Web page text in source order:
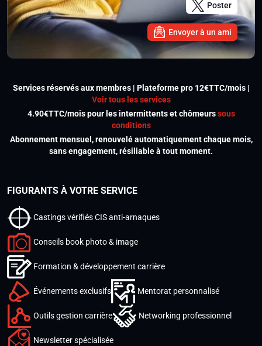
Poster
Envoyer à un ami
Services réservés aux membres | Plateforme pro 12€TTC/mois |
Voir tous les services
4.90€TTC/mois pour les intermittents et chômeurssous
conditions
Abonnement mensuel, renouvelé automatiquement chaque mois,
sans engagement, résiliable à tout moment.
FIGURANTS À VOTRE SERVICE
Castings vérifiés CIS anti-arnaques
Conseils book photo & image
Formation & développement carrière
Événements exclusifs Mentorat personnalisé
Outils gestion carrière Networking professionnel
Newsletter spécialisée